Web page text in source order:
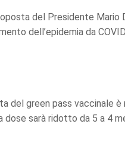
del Presidente
dell’epidemia da
del green pass vaccinale
dose sarà ridotto da 5 a 4